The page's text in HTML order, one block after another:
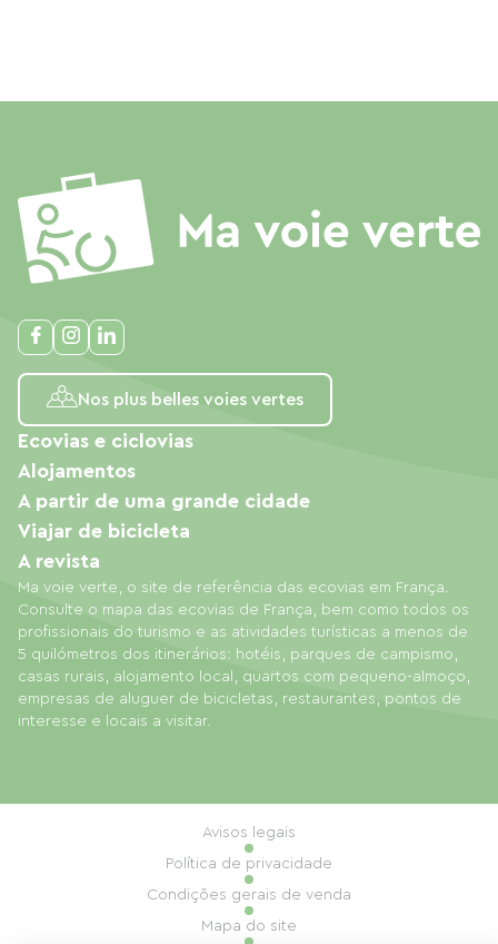
Nos plus belles voies vertes
Ma voie verte, o site de referência das ecovias em França.
Consulte o mapa das ecovias de França, bem como todos os
profissionais do turismo e as atividades turísticas a menos de
5 quilómetros dos itinerários: hotéis, parques de campismo,
casas rurais, alojamento local, quartos com pequeno-almoço,
empresas de aluguer de bicicletas, restaurantes, pontos de
interesse e locais a visitar.
Ecovias e ciclovias
Alojamentos
A partir de uma grande cidade
Viajar de bicicleta
A revista
Avisos legais
Política de privacidade
Condições gerais de venda
Mapa do site